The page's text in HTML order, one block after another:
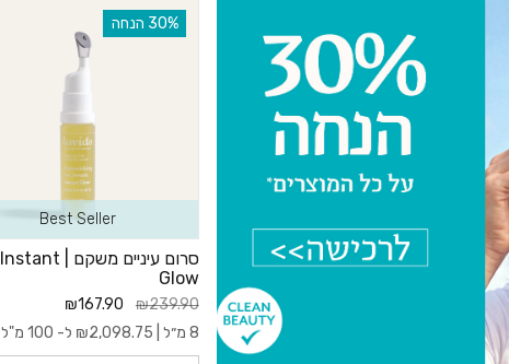
‫30% הנחה
Best Seller
סרום עיניים משקם | Instant
Glow
₪239.90
₪167.90
8 מ״ל |
₪2,098.75 ל- 100 מ"ל